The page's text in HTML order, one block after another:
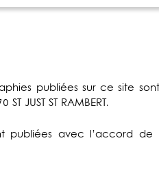
publiées sur ce site
JUST ST RAMBERT.
publiées avec l’accord